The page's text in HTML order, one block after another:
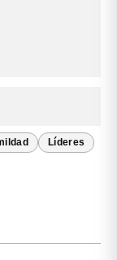
Líderes